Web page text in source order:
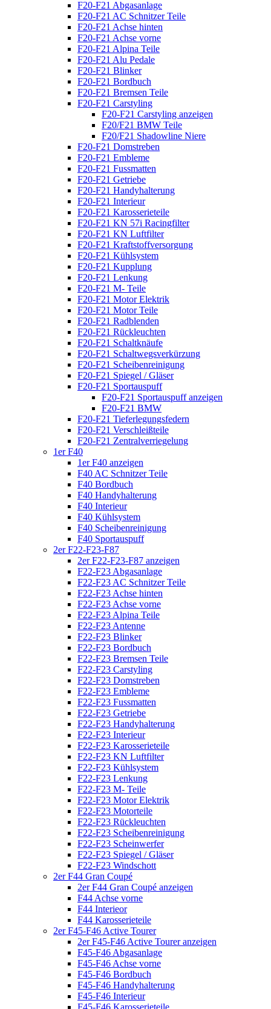
F20-F21 Abgasanlage
F20-F21 AC Schnitzer Teile
F20-F21 Achse hinten
F20-F21 Achse vorne
F20-F21 Alpina Teile
F20-F21 Alu Pedale
F20-F21 Blinker
F20-F21 Bordbuch
F20-F21 Bremsen Teile
F20-F21 Carstyling
F20-F21 Carstyling anzeigen
F20/F21 BMW Teile
F20/F21 Shadowline Niere
F20-F21 Domstreben
F20-F21 Embleme
F20-F21 Fussmatten
F20-F21 Getriebe
F20-F21 Handyhalterung
F20-F21 Interieur
F20-F21 Karosserieteile
F20-F21 KN 57i Racingfilter
F20-F21 KN Luftfilter
F20-F21 Kraftstoffversorgung
F20-F21 Kühlsystem
F20-F21 Kupplung
F20-F21 Lenkung
F20-F21 M- Teile
F20-F21 Motor Elektrik
F20-F21 Motor Teile
F20-F21 Radblenden
F20-F21 Rückleuchten
F20-F21 Schaltknäufe
F20-F21 Schaltwegsverkürzung
F20-F21 Scheibenreinigung
F20-F21 Spiegel / Gläser
F20-F21 Sportauspuff
F20-F21 Sportauspuff anzeigen
F20-F21 BMW
F20-F21 Tieferlegungsfedern
F20-F21 Verschleißteile
F20-F21 Zentralverriegelung
1er F40
1er F40 anzeigen
F40 AC Schnitzer Teile
F40 Bordbuch
F40 Handyhalterung
F40 Interieur
F40 Kühlsystem
F40 Scheibenreinigung
F40 Sportauspuff
2er F22-F23-F87
2er F22-F23-F87 anzeigen
F22-F23 Abgasanlage
F22-F23 AC Schnitzer Teile
F22-F23 Achse hinten
F22-F23 Achse vorne
F22-F23 Alpina Teile
F22-F23 Antenne
F22-F23 Blinker
F22-F23 Bordbuch
F22-F23 Bremsen Teile
F22-F23 Carstyling
F22-F23 Domstreben
F22-F23 Embleme
F22-F23 Fussmatten
F22-F23 Getriebe
F22-F23 Handyhalterung
F22-F23 Interieur
F22-F23 Karosserieteile
F22-F23 KN Luftfilter
F22-F23 Kühlsystem
F22-F23 Lenkung
F22-F23 M- Teile
F22-F23 Motor Elektrik
F22-F23 Motorteile
F22-F23 Rückleuchten
F22-F23 Scheibenreinigung
F22-F23 Scheinwerfer
F22-F23 Spiegel / Gläser
F22-F23 Windschott
2er F44 Gran Coupé
2er F44 Gran Coupé anzeigen
F44 Achse vorne
F44 Interieor
F44 Karosserieteile
2er F45-F46 Active Tourer
2er F45-F46 Active Tourer anzeigen
F45-F46 Abgasanlage
F45-F46 Achse vorne
F45-F46 Bordbuch
F45-F46 Handyhalterung
F45-F46 Interieur
F45-F46 Karosserieteile